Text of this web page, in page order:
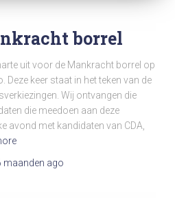
borrel
uit voor de Mankracht borrel op
Deze keer staat in het teken van de
Wij ontvangen die
die meedoen aan deze
avond met kandidaten van CDA,
maanden ago